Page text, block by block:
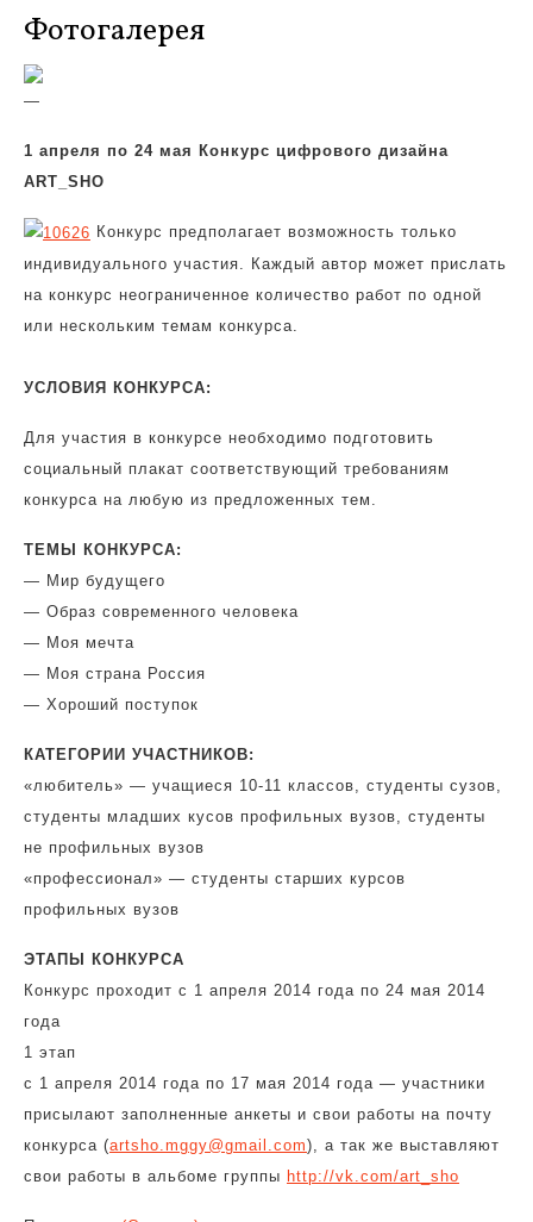
Фотогалерея
—
1 апреля по 24 мая Конкурс цифрового дизайна
ART_SHO
Конкурс предполагает возможность только
индивидуального участия. Каждый автор может прислать
на конкурс неограниченное количество работ по одной
или нескольким темам конкурса.
УСЛОВИЯ КОНКУРСА:
Для участия в конкурсе необходимо подготовить
социальный плакат соответствующий требованиям
конкурса на любую из предложенных тем.
ТЕМЫ КОНКУРСА:
— Мир будущего
— Образ современного человека
— Моя мечта
— Моя страна Россия
— Хороший поступок
КАТЕГОРИИ УЧАСТНИКОВ:
«любитель» — учащиеся 10-11 классов, студенты сузов,
студенты младших кусов профильных вузов, студенты
не профильных вузов
«профессионал» — студенты старших курсов
профильных вузов
ЭТАПЫ КОНКУРСА
Конкурс проходит с 1 апреля 2014 года по 24 мая 2014
года
1 этап
с 1 апреля 2014 года по 17 мая 2014 года — участники
присылают заполненные анкеты и свои работы на почту
конкурса (artsho.mggy@gmail.com), а так же выставляют
свои работы в альбоме группы http://vk.com/art_sho